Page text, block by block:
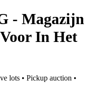
- Magazijn
In Het
lots • Pickup auction •